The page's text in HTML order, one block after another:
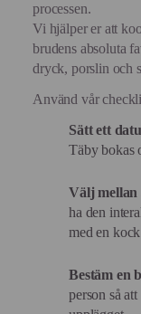
processen.
Vi hjälper er att
brudens absoluta
dryck, porslin och
Använd vår
Sätt ett
Täby bokas
Välj mellan
ha den
med en
Bestäm en
person så